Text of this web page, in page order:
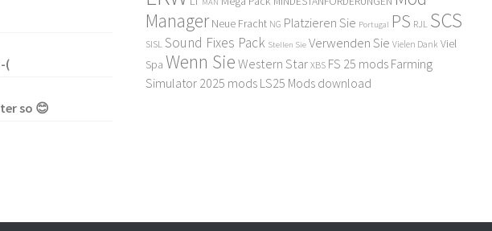
(
so 😊
MAN
Manager Neue Fracht NG Platzieren Sie Portugal PS RJL SCS
SISL Sound Fixes Pack Stellen Sie Verwenden Sie Vielen Dank Viel
Spa Wenn Sie Western Star XBS FS 25 mods Farming
Simulator 2025 mods LS25 Mods download